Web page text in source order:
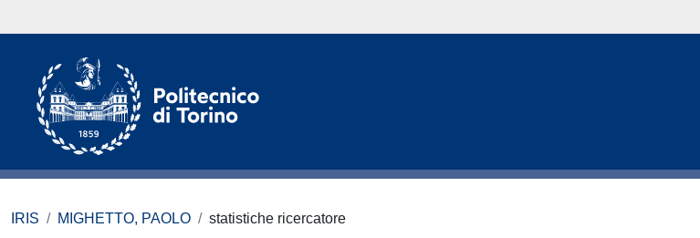
IRIS MIGHETTO, PAOLO statistiche ricercatore